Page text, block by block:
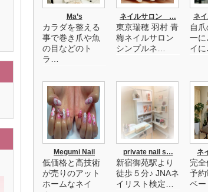
Ma’s
カラダを整える
事で巻き爪や魚
の目などのト
ラ…
ネイルサロン …
東京瑞穂 羽村 青
梅ネイルサロン
シンプルネ…
ネ
自
一に
イに
Megumi Nail
低価格と高技術
が売りのアット
ホームなネイ
private nail s…
新宿御苑駅より
徒歩５分♪ JNAネ
イリスト検定…
ネ
完
予約
ベー